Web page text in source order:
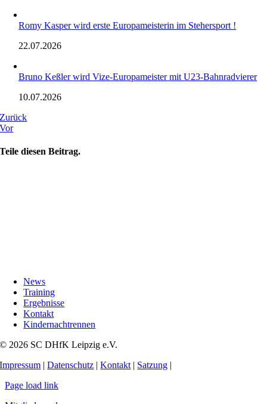
Romy Kasper wird erste Europameisterin im Stehersport !
22.07.2026
Bruno Keßler wird Vize-Europameister mit U23-Bahnradvierer
10.07.2026
Zurück
Vor
Teile diesen Beitrag.
News
Training
Ergebnisse
Kontakt
Kindernachtrennen
© 2026 SC DHfK Leipzig e.V.
Impressum |Datenschutz |Kontakt | Satzung |
Page load link